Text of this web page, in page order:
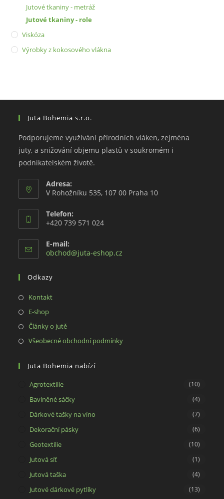
Jutové tkaniny - metráž
Jutové tkaniny - role
Viskóza
Výrobky z kokosového vlákna
Juta Bohemia s.r.o.
Podporujeme využívání přírodních vláken, zejména
juty, a snižování objemu plastů v soukromém i
podnikatelském životě.
Adresa:
V Rohožníku 535, 107 00 Praha 10
Telefon:
+420 739 571 024
E-mail:
obchod@juta-eshop.cz
Odkazy
KontaktOpens
a
tab
E-shopOpens
in
tab
Články o jutěOpens
in
new
Všeobecné obchodní podmínkyOpens
Juta Bohemia nabízí
Agrotextilie (10)
Bavlněné sáčky (4)
Dárkové tašky na víno (7)
Dekorační pásky (6)
Geotextilie (10)
Jutová síť (1)
Jutová taška (4)
Jutové dárkové pytlíky (13)